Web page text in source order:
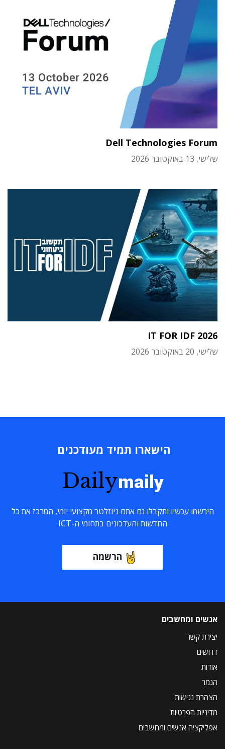
Dell Technologies Forum
שלישי, 13 באוקטובר 2026
IT FOR IDF 2026
שלישי, 20 באוקטובר 2026
הישארו תמיד מעודכנים
Dailymaily
הירשמו עכשיו ותקבלו גם אתם ניוזלטר מקצועי יומי, המרכז את כל
החדשות והעדכונים בתחומי ה-ICT
הרשמה
אנשים ומחשבים
יצירת קשר
דרושים
אודות
הנמר
הצהרת נגישות
מדיניות הפרטיות
אפליקציה אנשים ומחשבים